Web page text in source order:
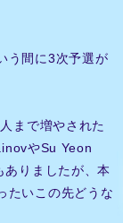
う間に3次予選が
まで増やされた
やSu Yeon
りましたが、本
たいこの先どうな